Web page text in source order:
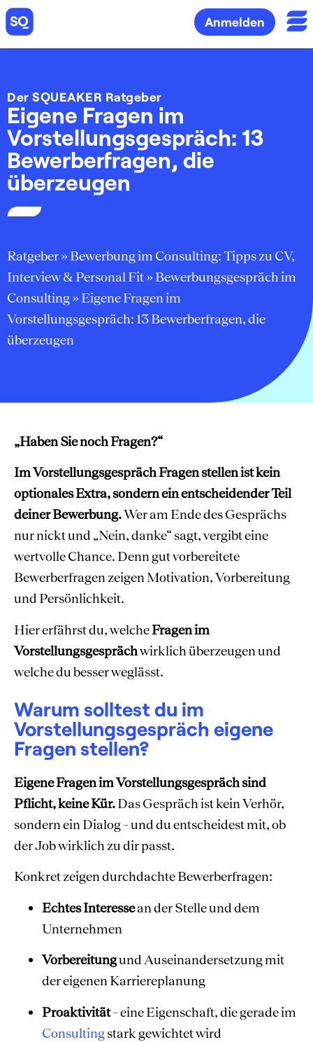
Anmelden
Der SQUEAKER Ratgeber
Eigene Fragen im
Vorstellungsgespräch: 13
Bewerberfragen, die
überzeugen
Ratgeber»Bewerbung im Consulting: Tipps zu CV,
Interview & Personal Fit»Bewerbungsgespräch im
Consulting»Eigene Fragen im
Vorstellungsgespräch: 13 Bewerberfragen, die
überzeugen
„Haben Sie noch Fragen?“
Im Vorstellungsgespräch Fragen stellen ist kein
optionales Extra, sondern ein entscheidender Teil
deiner Bewerbung.Wer am Ende des Gesprächs
nur nickt und „Nein, danke“ sagt, vergibt eine
wertvolle Chance. Denn gut vorbereitete
Bewerberfragen zeigen Motivation, Vorbereitung
und Persönlichkeit.
Hier erfährst du, welcheFragen im
Vorstellungsgesprächwirklich überzeugen und
welche du besser weglässt.
Warum solltest du im
Vorstellungsgespräch eigene
Fragen stellen?
Eigene Fragen im Vorstellungsgespräch sind
Pflicht, keine Kür.Das Gespräch ist kein Verhör,
sondern ein Dialog – und du entscheidest mit, ob
der Job wirklich zu dir passt.
Konkret zeigen durchdachte Bewerberfragen:
Echtes Interessean der Stelle und dem
Unternehmen
Vorbereitungund Auseinandersetzung mit
der eigenen Karriereplanung
Proaktivität– eine Eigenschaft, die gerade im
Consultingstark gewichtet wird